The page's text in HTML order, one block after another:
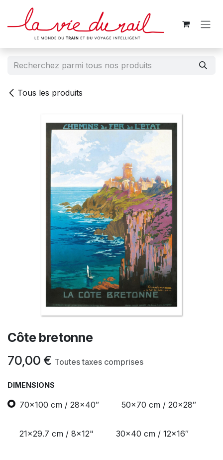
Se rendre au contenu
Tous les produits
Côte bretonne
70,00 € Toutes taxes comprises
DIMENSIONS
70x100 cm / 28x40″ 50x70 cm / 20x28″
21x29.7 cm / 8x12" 30x40 cm / 12x16″